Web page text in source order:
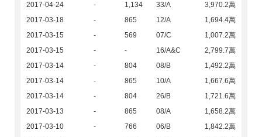
2017-04-24
- 1,134 33/A
3,970.2萬
2017-03-18
- 865 12/A
1,694.4萬
2017-03-15
- 569 07/C
1,007.2萬
2017-03-15
- - 16/A&C
2,799.7萬
2017-03-14
- 804 08/B
1,492.2萬
2017-03-14
- 865 10/A
1,667.6萬
2017-03-14
- 804 26/B
1,721.6萬
2017-03-13
- 865 08/A
1,658.2萬
2017-03-10
- 766 06/B
1,842.2萬